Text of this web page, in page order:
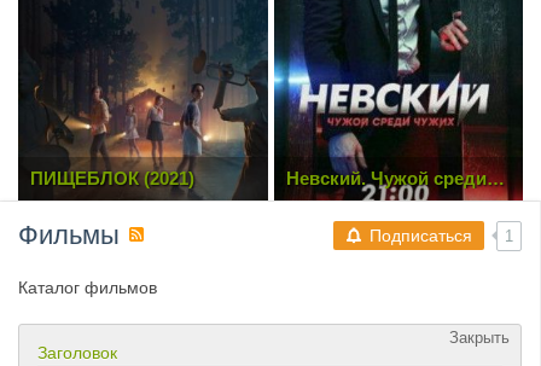
ПИЩЕБЛОК (2021)
Невский. Чужой среди
чужих [3 Сезон. 1-4 из 20]
(2019) SATRip
Подписаться 1
Фильмы
Каталог фильмов
Закрыть
Заголовок